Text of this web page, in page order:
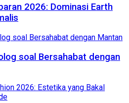
2026: Dominasi Earth
soal Bersahabat dengan